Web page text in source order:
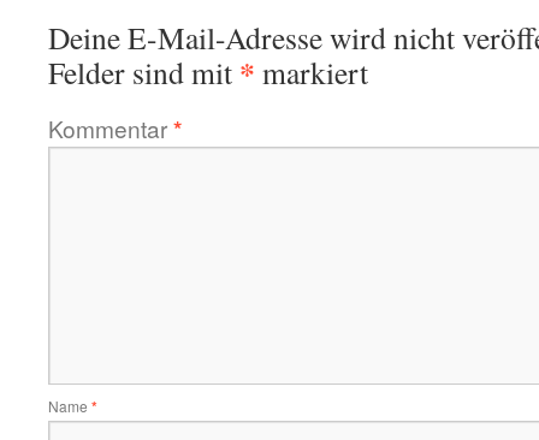
Deine E-Mail-Adresse wird nicht
Felder sind mit * markiert
Kommentar*
Name *